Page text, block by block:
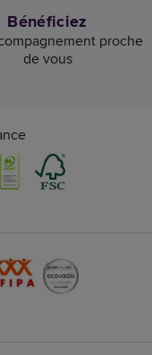
Bénéficiez
proche
de vous